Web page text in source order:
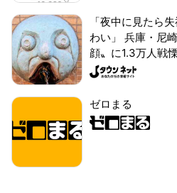
「夜中に見たら
わい」 兵庫・尼
顔〟に1.3万人戦
ゼロまる